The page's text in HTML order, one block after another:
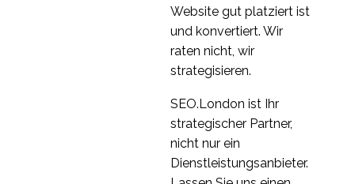
Website gut platziert ist
und konvertiert. Wir
raten nicht, wir
strategisieren.
SEO.London ist Ihr
strategischer Partner,
nicht nur ein
Dienstleistungsanbieter.